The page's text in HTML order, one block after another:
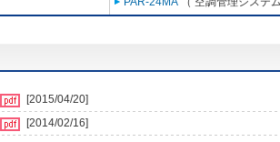
[2015/04/20]
[2014/02/16]